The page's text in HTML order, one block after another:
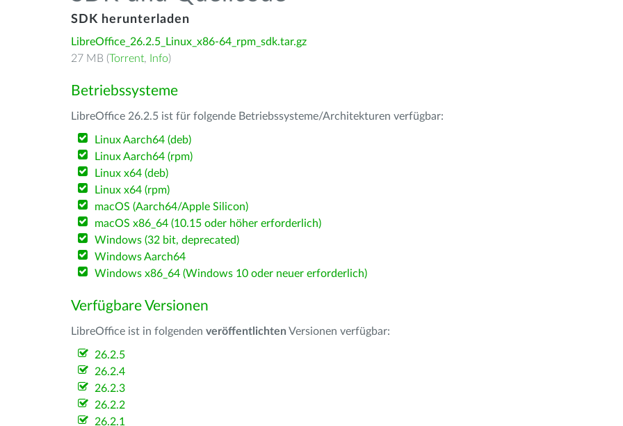
SDK herunterladen
LibreOffice_26.2.5_Linux_x86-64_rpm_sdk.tar.gz
27 MB (Torrent, Info)
Betriebssysteme
LibreOffice 26.2.5 ist für folgende Betriebssysteme/Architekturen verfügbar:
Linux Aarch64 (deb)
Linux Aarch64 (rpm)
Linux x64 (deb)
Linux x64 (rpm)
macOS (Aarch64/Apple Silicon)
macOS x86_64 (10.15 oder höher erforderlich)
Windows (32 bit, deprecated)
Windows Aarch64
Windows x86_64 (Windows 10 oder neuer erforderlich)
Verfügbare Versionen
LibreOffice ist in folgenden veröffentlichten Versionen verfügbar:
26.2.5
26.2.4
26.2.3
26.2.2
26.2.1